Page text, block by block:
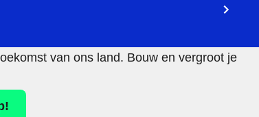
van ons land. Bouw en vergroot je